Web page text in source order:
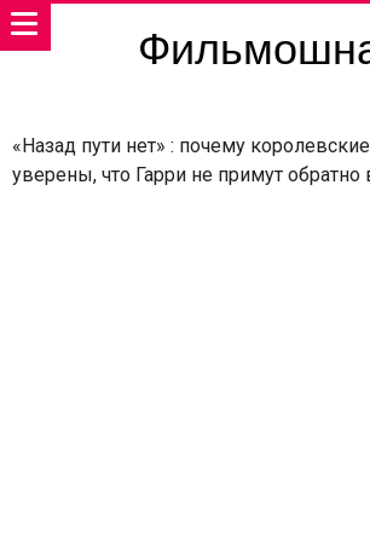
«Назад пути нет» : почему
уверены, что Гарри не примут обратно